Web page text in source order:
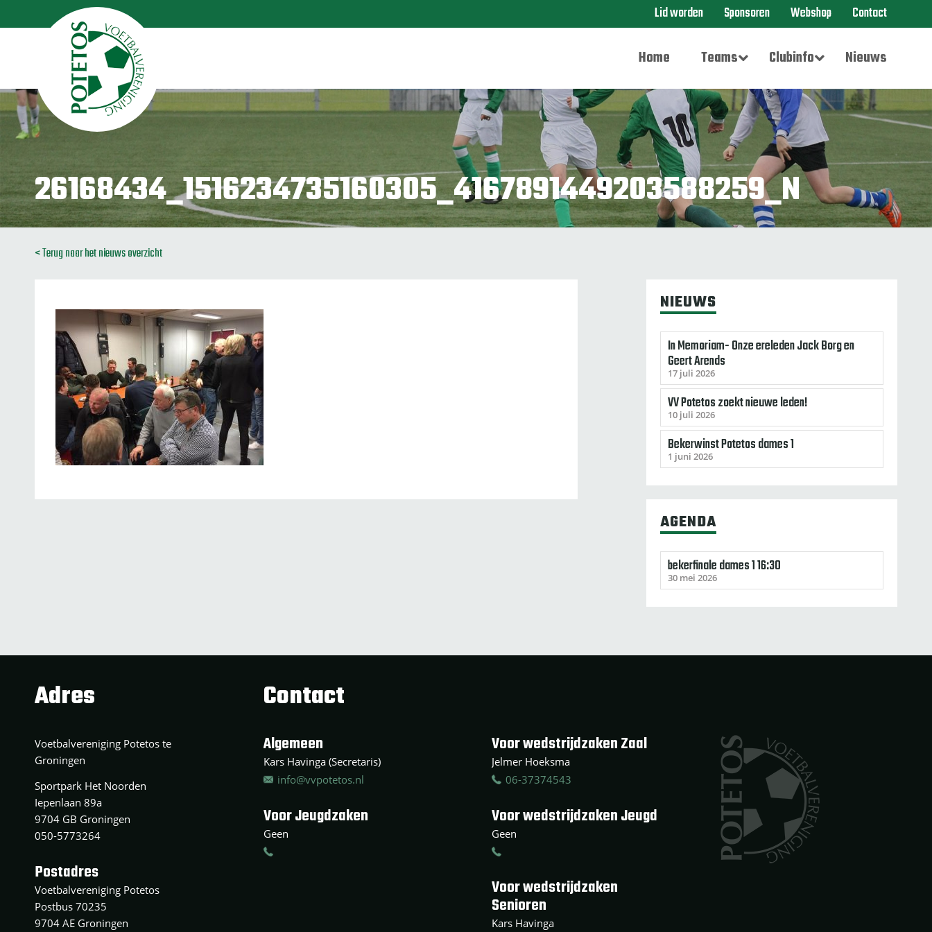
Lid worden Sponsoren Webshop Contact
Home Teams Clubinfo Nieuws
26168434_1516234735160305_4167891449203588259_N
< Terug naar het nieuws overzicht
NIEUWS
In Memoriam- Onze ereleden Jack Borg en
Geert Arends
17 juli 2026
VV Potetos zoekt nieuwe leden!
10 juli 2026
Bekerwinst Potetos dames 1
1 juni 2026
AGENDA
bekerfinale dames 1 16:30
30 mei 2026
Adres
Voetbalvereniging Potetos te
Groningen
Sportpark Het Noorden
Iepenlaan 89a
9704 GB Groningen
050-5773264
Postadres
Voetbalvereniging Potetos
Postbus 70235
9704 AE Groningen
Contact
Algemeen
Kars Havinga (Secretaris)
info@vvpotetos.nl
Voor Jeugdzaken
Geen
Voor wedstrijdzaken Zaal
Jelmer Hoeksma
06-37374543
Voor wedstrijdzaken Jeugd
Geen
Voor wedstrijdzaken
Senioren
Kars Havinga